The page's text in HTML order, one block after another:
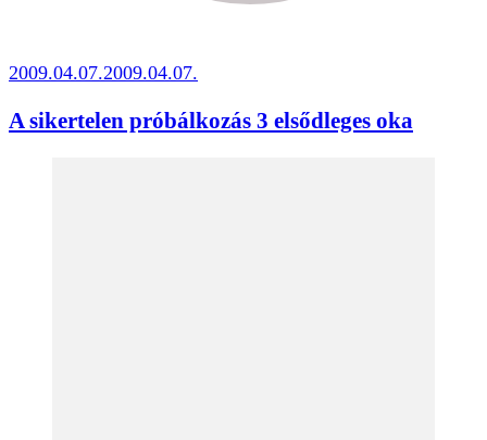
2009.04.07.2009.04.07.
A sikertelen próbálkozás 3 elsődleges oka